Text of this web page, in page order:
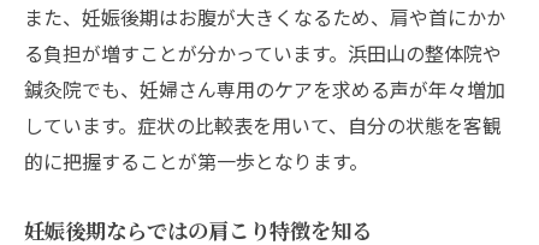
肩こりに悩む妊婦のための最新ケア法比較
妊娠後期でも安心できる肩こり対策
浜田山で話題の肩こりケアアイデア集
肩こりを和らげる新しいアプローチ法
妊娠後期に肩こりが悪化する理由と対処法
また、妊娠後期はお腹が大きくなるため、肩や首にかか
る負担が増すことが分かっています。浜田山の整体院や
鍼灸院でも、妊婦さん専用のケアを求める声が年々増加
しています。症状の比較表を用いて、自分の状態を客観
的に把握することが第一歩となります。
妊娠後期ならではの肩こり特徴を知る